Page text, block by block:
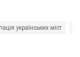
українських міст